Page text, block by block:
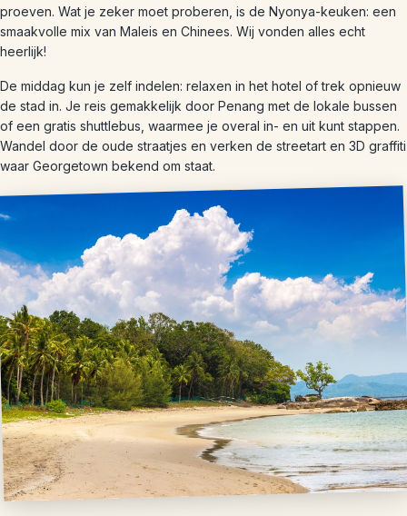
proeven. Wat je zeker moet proberen, is de Nyonya-keuken: een
smaakvolle mix van Maleis en Chinees. Wij vonden alles echt
heerlijk!
De middag kun je zelf indelen: relaxen in het hotel of trek opnieuw
de stad in. Je reis gemakkelijk door Penang met de lokale bussen
of een gratis shuttlebus, waarmee je overal in- en uit kunt stappen.
Wandel door de oude straatjes en verken de streetart en 3D graffiti
waar Georgetown bekend om staat.